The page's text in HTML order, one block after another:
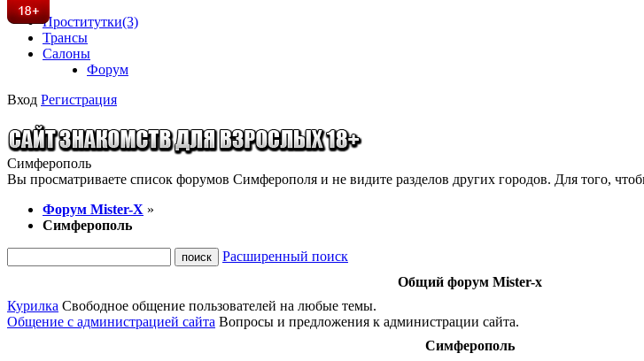
Проститутки(3)
Трансы
Салоны
Форум
Вход Регистрация
Симферополь
Вы просматриваете список форумов Симферополя и не видите разделов других городов. Для того,
Форум Mister-X »
Симферополь
Расширенный поиск
Общий форум Mister-x
Курилка Свободное общение пользователей на любые темы.
Общение с администрацией сайта Вопросы и предложения к администрации сайта.
Симферополь